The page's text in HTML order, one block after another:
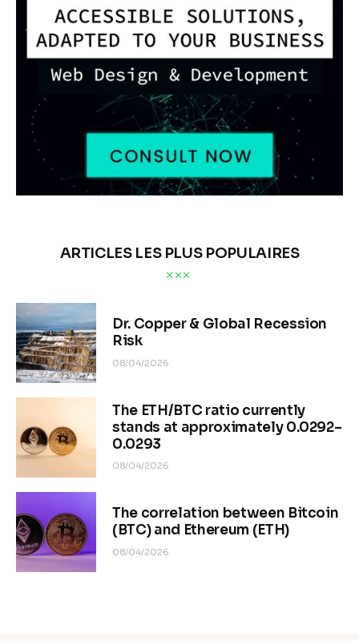
ARTICLES LES PLUS POPULAIRES
Dr. Copper & Global Recession
Risk
08/04/2026
The ETH/BTC ratio currently
stands at approximately 0.0292–
0.0293
08/04/2026
The correlation between Bitcoin
(BTC) and Ethereum (ETH)
08/04/2026